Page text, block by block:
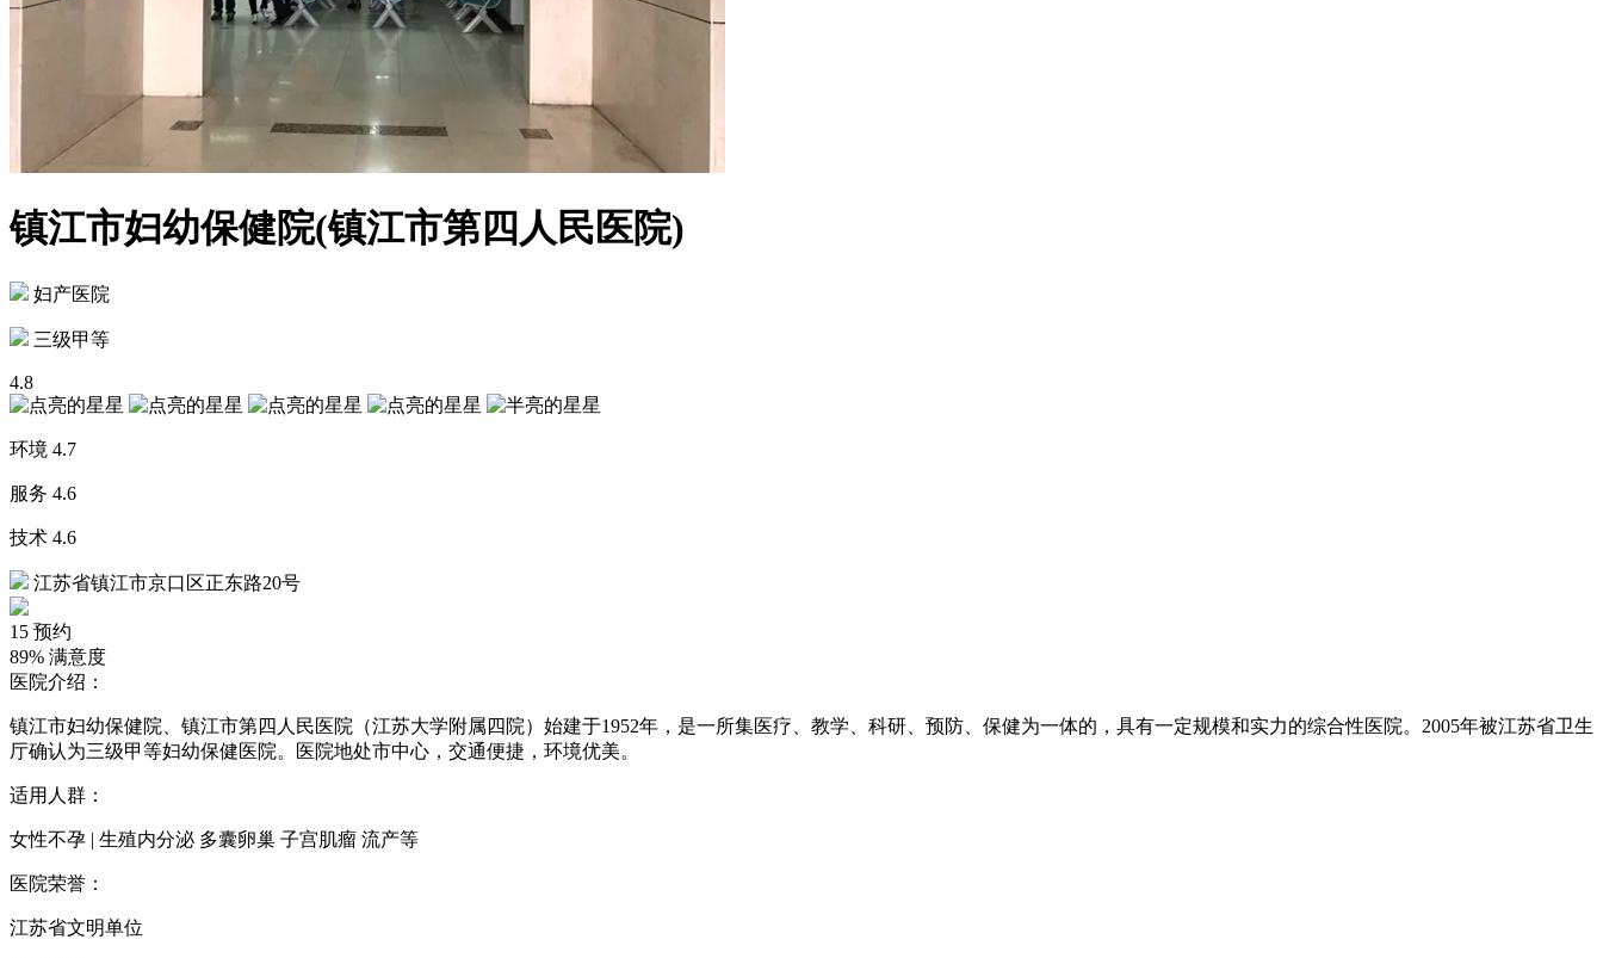
镇江市妇幼保健院(镇江市第四人民医院)
妇产医院
三级甲等
4.8
环境 4.7
服务 4.6
技术 4.6
江苏省镇江市京口区正东路20号
15 预约
89% 满意度
医院介绍：
镇江市妇幼保健院、镇江市第四人民医院（江苏大学附属四院）始建于1952年，是一所集医疗、教学、科研、预防、保健为一体的，具有一定规模和实力的综合性医院。2005年被江苏省卫生
厅确认为三级甲等妇幼保健医院。医院地处市中心，交通便捷，环境优美。
适用人群：
女性不孕 | 生殖内分泌 多囊卵巢 子宫肌瘤 流产等
医院荣誉：
江苏省文明单位